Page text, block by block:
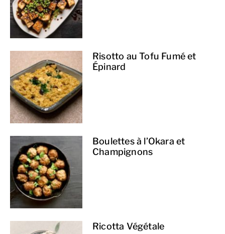
Risotto au Tofu Fumé et
Épinard
Boulettes à l’Okara et
Champignons
Ricotta Végétale